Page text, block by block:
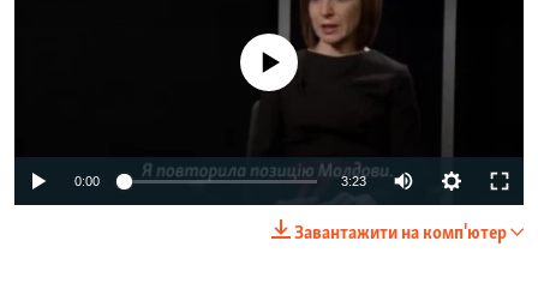
No media source currently available
0:00 3:23
Завантажити на комп'ютер